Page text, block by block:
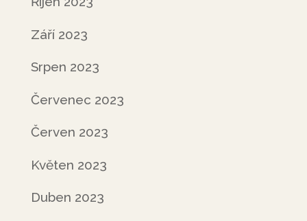
Září 2023
Srpen 2023
Červenec 2023
Červen 2023
Květen 2023
Duben 2023